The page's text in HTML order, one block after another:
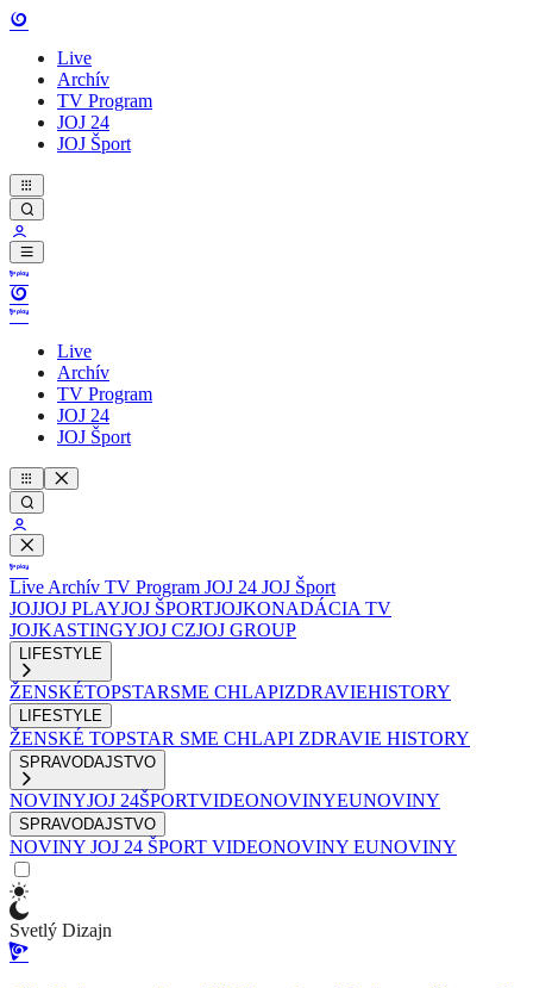
Live
Archív
TV Program
JOJ 24
JOJ Šport
Live
Archív
TV Program
JOJ 24
JOJ Šport
Live Archív TV Program JOJ 24 JOJ Šport
JOJJOJ PLAYJOJ ŠPORTJOJKONADÁCIA TV
JOJKASTINGYJOJ CZJOJ GROUP
LIFESTYLE
ŽENSKÉTOPSTARSME CHLAPIZDRAVIEHISTORY
LIFESTYLE
ŽENSKÉ TOPSTAR SME CHLAPI ZDRAVIE HISTORY
SPRAVODAJSTVO
NOVINYJOJ 24ŠPORTVIDEONOVINYEUNOVINY
SPRAVODAJSTVO
NOVINY JOJ 24 ŠPORT VIDEONOVINY EUNOVINY
Svetlý Dizajn